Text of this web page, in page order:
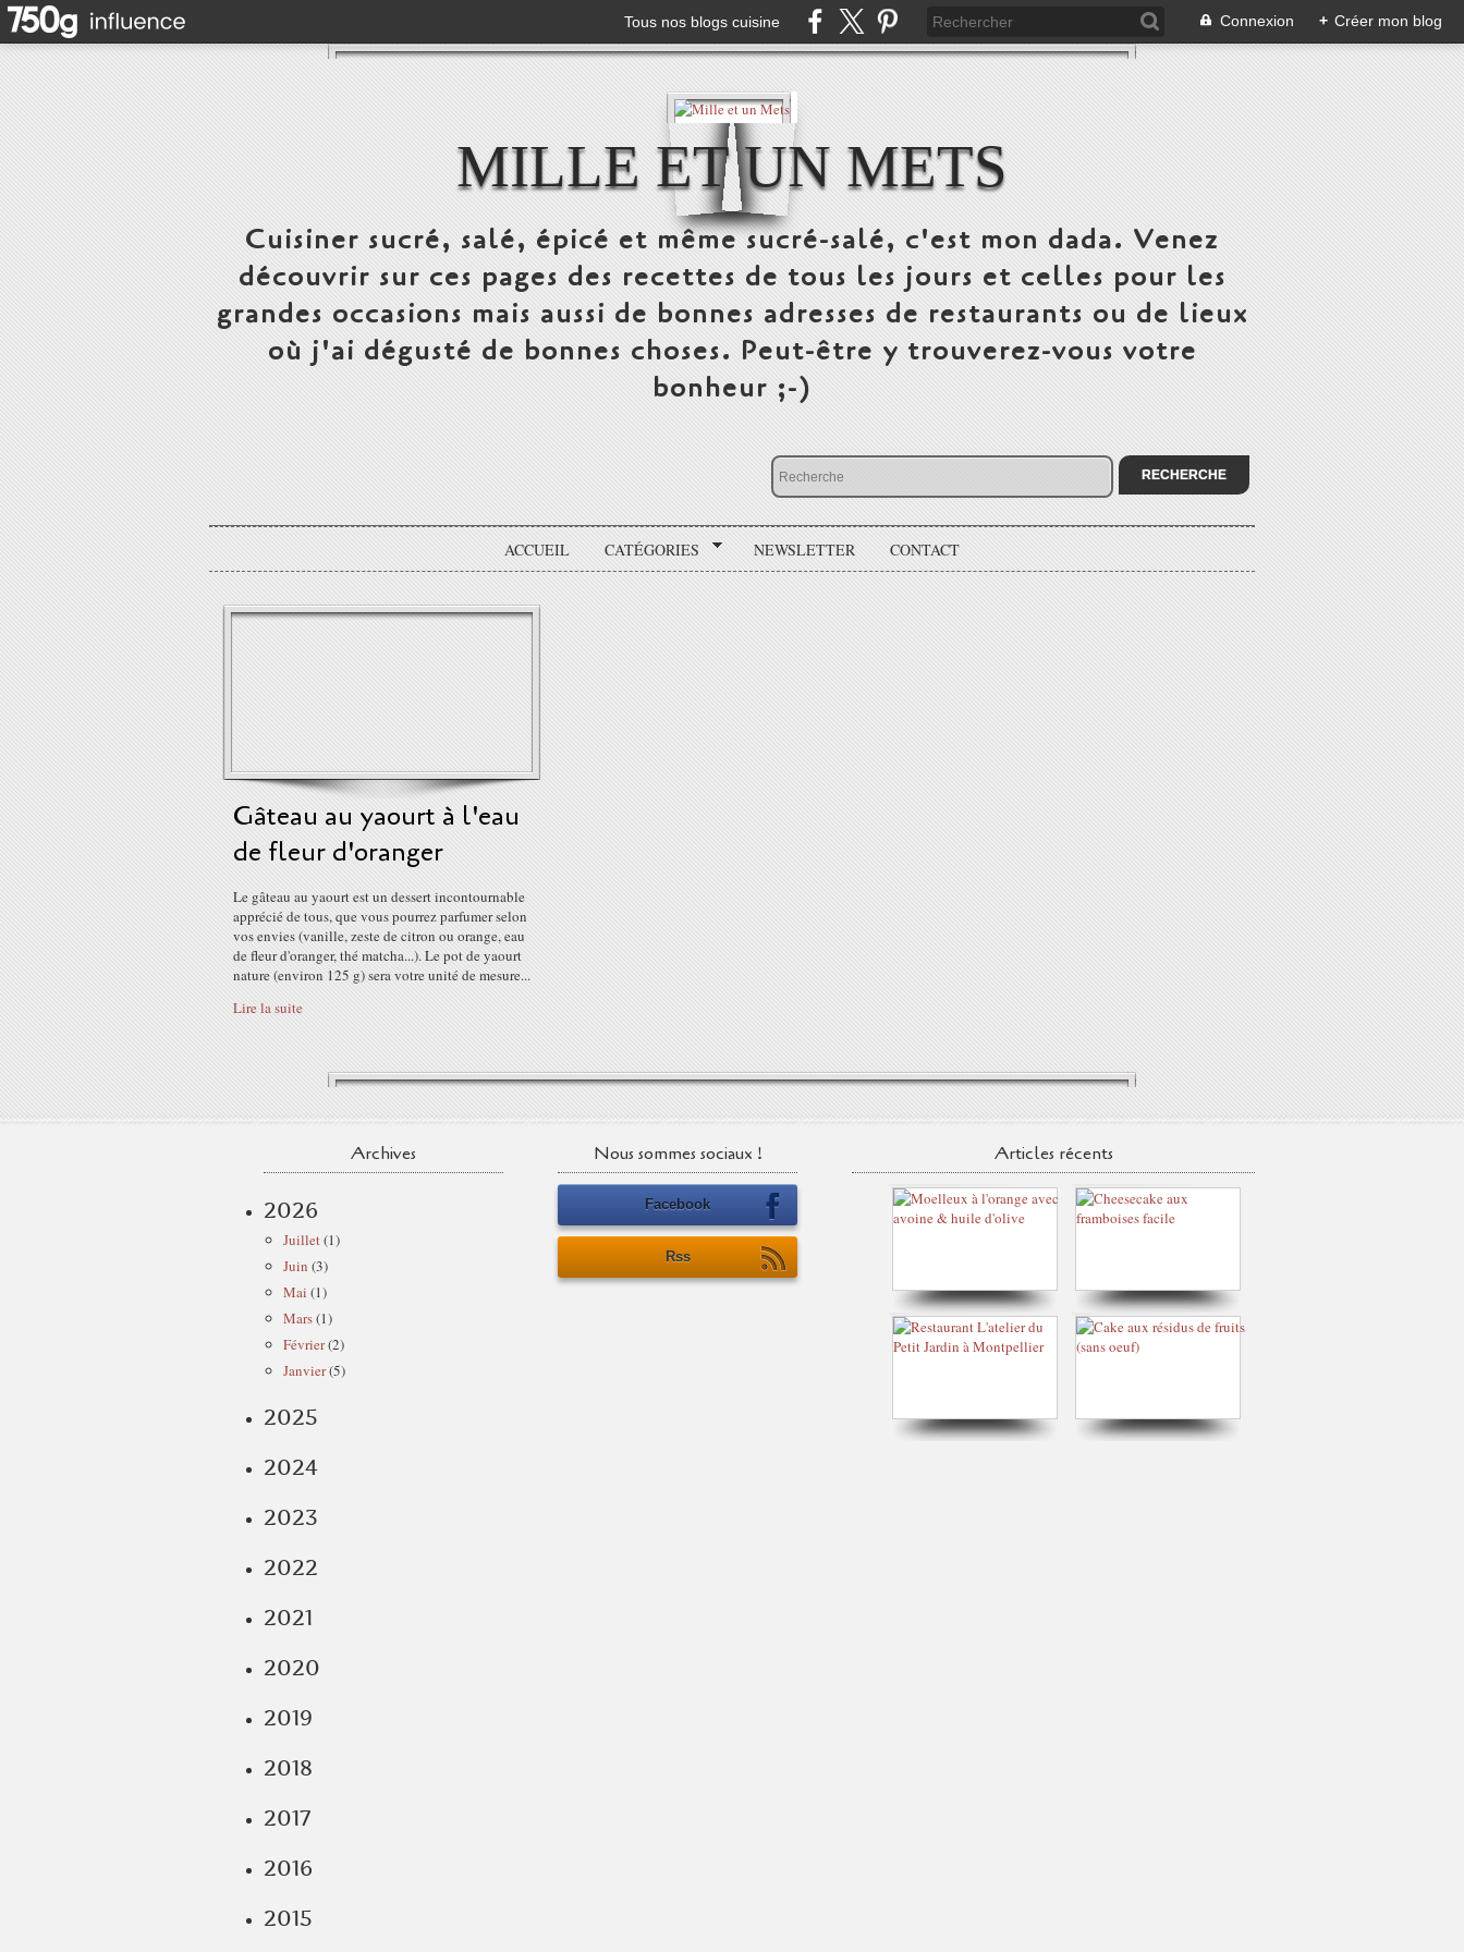
Tous nos blogs cuisine Connexion + Créer mon blog
MILLE ET UN METS
Cuisiner sucré, salé, épicé et même sucré-salé, c'est mon dada. Venez
découvrir sur ces pages des recettes de tous les jours et celles pour les
grandes occasions mais aussi de bonnes adresses de restaurants ou de lieux
où j'ai dégusté de bonnes choses. Peut-être y trouverez-vous votre
bonheur ;-)
ACCUEIL CATÉGORIES NEWSLETTER CONTACT
Gâteau au yaourt à l'eau
de fleur d'oranger
Le gâteau au yaourt est un dessert incontournable
apprécié de tous, que vous pourrez parfumer selon
vos envies (vanille, zeste de citron ou orange, eau
de fleur d'oranger, thé matcha...). Le pot de yaourt
nature (environ 125 g) sera votre unité de mesure...
Lire la suite
Archives
2026
Juillet(1)
Juin (3)
Mai (1)
Mars(1)
Février(2)
Janvier(5)
2025
2024
2023
2022
2021
2020
2019
2018
2017
2016
2015
Nous sommes sociaux !
Facebook
Rss
Articles récents